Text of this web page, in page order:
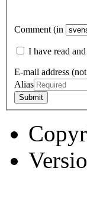
Comment (in
I have read
E-mail address
Alias